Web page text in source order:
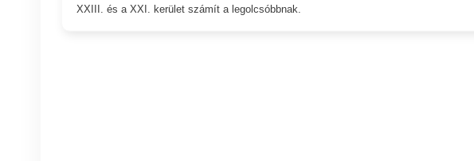
XXIII. és a XXI. kerület számít a legolcsóbbnak.